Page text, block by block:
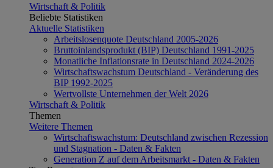
Wirtschaft & Politik
Beliebte Statistiken
Aktuelle Statistiken
Arbeitslosenquote Deutschland 2005-2026
Bruttoinlandsprodukt (BIP) Deutschland 1991-2025
Monatliche Inflationsrate in Deutschland 2024-2026
Wirtschaftswachstum Deutschland - Veränderung des
BIP 1992-2025
Wertvollste Unternehmen der Welt 2026
Wirtschaft & Politik
Themen
Weitere Themen
Wirtschaftswachstum: Deutschland zwischen Rezession
und Stagnation - Daten & Fakten
Generation Z auf dem Arbeitsmarkt - Daten & Fakten